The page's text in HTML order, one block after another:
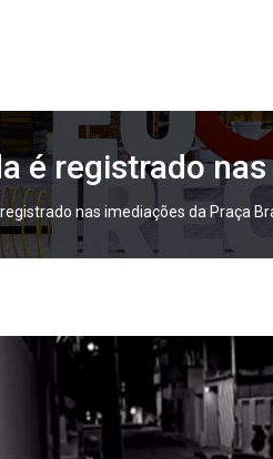
é registrado
nas imediações da Praça